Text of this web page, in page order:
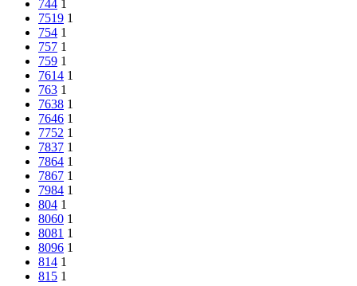
744 1
7519 1
754 1
757 1
759 1
7614 1
763 1
7638 1
7646 1
7752 1
7837 1
7864 1
7867 1
7984 1
804 1
8060 1
8081 1
8096 1
814 1
815 1